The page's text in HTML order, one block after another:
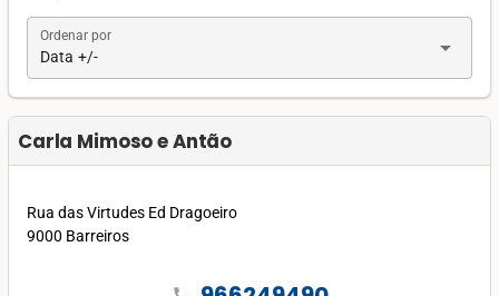
Data +/-
Ordenar por arrow_drop_down
Carla Mimoso e Antão
Rua das Virtudes Ed Dragoeiro
9000 Barreiros